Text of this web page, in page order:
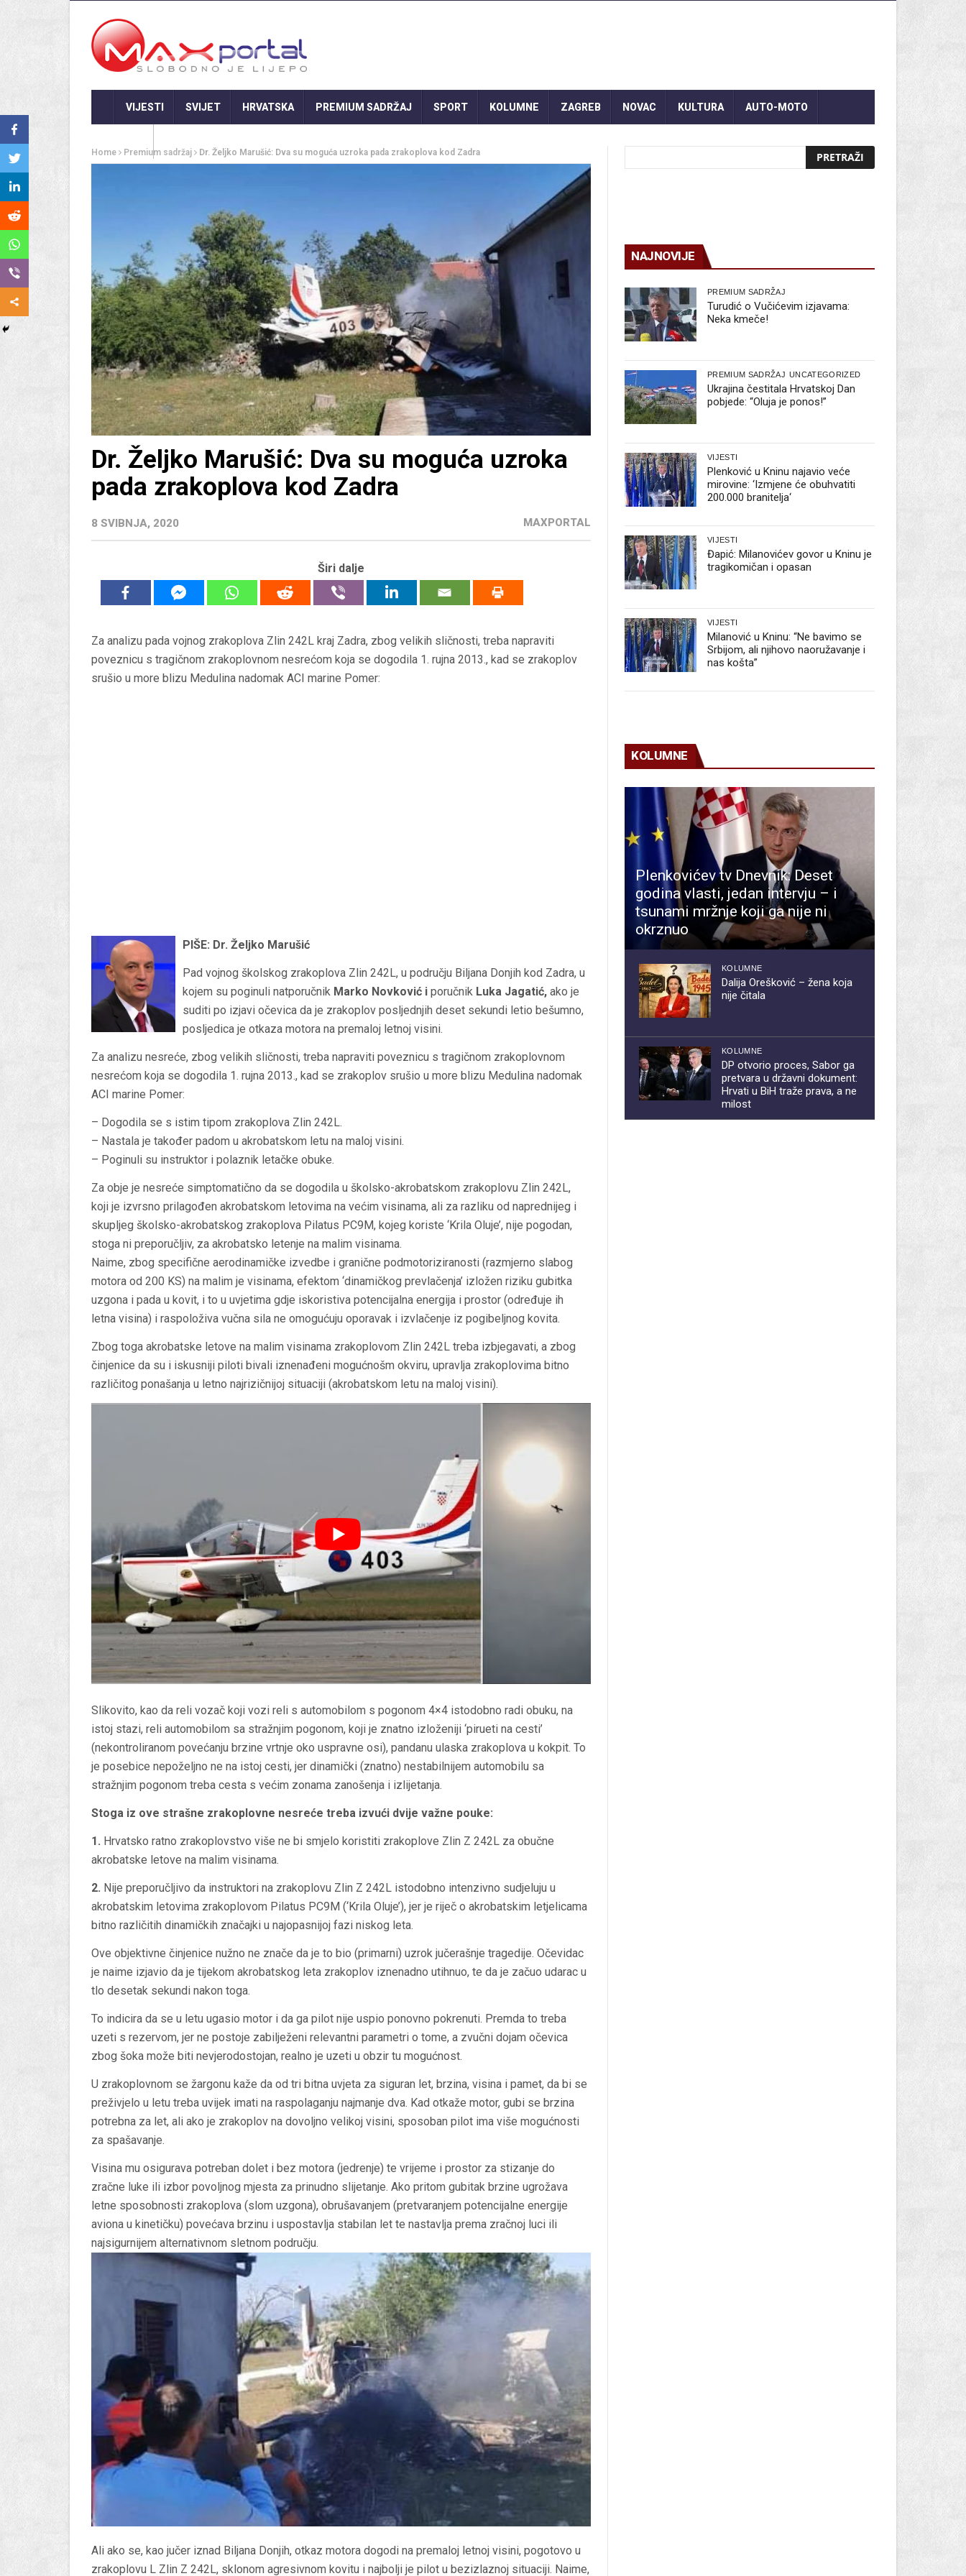
VIJESTI SVIJET HRVATSKA PREMIUM SADRŽAJ SPORT KOLUMNE ZAGREB NOVAC KULTURA AUTO-MOTO
Home Premium sadržaj Dr. Željko Marušić: Dva su moguća uzroka pada zrakoplova kod Zadra
Dr. Željko Marušić: Dva su moguća uzroka
pada zrakoplova kod Zadra
8 SVIBNJA, 2020 MAXPORTAL
Širi dalje
Za analizu pada vojnog zrakoplova Zlin 242L kraj Zadra, zbog velikih sličnosti, treba napraviti
poveznicu s tragičnom zrakoplovnom nesrećom koja se dogodila 1. rujna 2013., kad se zrakoplov
srušio u more blizu Medulina nadomak ACI marine Pomer:
PIŠE: Dr. Željko Marušić
Pad vojnog školskog zrakoplova Zlin 242L, u području Biljana Donjih kod Zadra, u
kojem su poginuli natporučnik Marko Novković i poručnik Luka Jagatić, ako je
suditi po izjavi očevica da je zrakoplov posljednjih deset sekundi letio bešumno,
posljedica je otkaza motora na premaloj letnoj visini.
Za analizu nesreće, zbog velikih sličnosti, treba napraviti poveznicu s tragičnom zrakoplovnom
nesrećom koja se dogodila 1. rujna 2013., kad se zrakoplov srušio u more blizu Medulina nadomak
ACI marine Pomer:
– Dogodila se s istim tipom zrakoplova Zlin 242L.
– Nastala je također padom u akrobatskom letu na maloj visini.
– Poginuli su instruktor i polaznik letačke obuke.
Za obje je nesreće simptomatično da se dogodila u školsko-akrobatskom zrakoplovu Zlin 242L,
koji je izvrsno prilagođen akrobatskom letovima na većim visinama, ali za razliku od naprednijeg i
skupljeg školsko-akrobatskog zrakoplova Pilatus PC9M, kojeg koriste ‘Krila Oluje’, nije pogodan,
stoga ni preporučljiv, za akrobatsko letenje na malim visinama.
Naime, zbog specifične aerodinamičke izvedbe i granične podmotoriziranosti (razmjerno slabog
motora od 200 KS) na malim je visinama, efektom ‘dinamičkog prevlačenja’ izložen riziku gubitka
uzgona i pada u kovit, i to u uvjetima gdje iskoristiva potencijalna energija i prostor (određuje ih
letna visina) i raspoloživa vučna sila ne omogućuju oporavak i izvlačenje iz pogibeljnog kovita.
Zbog toga akrobatske letove na malim visinama zrakoplovom Zlin 242L treba izbjegavati, a zbog
činjenice da su i iskusniji piloti bivali iznenađeni mogućnošm okviru, upravlja zrakoplovima bitno
različitog ponašanja u letno najrizičnijoj situaciji (akrobatskom letu na maloj visini).
Slikovito, kao da reli vozač koji vozi reli s automobilom s pogonom 4×4 istodobno radi obuku, na
istoj stazi, reli automobilom sa stražnjim pogonom, koji je znatno izloženiji ‘pirueti na cesti’
(nekontroliranom povećanju brzine vrtnje oko uspravne osi), pandanu ulaska zrakoplova u kokpit. To
je posebice nepoželjno ne na istoj cesti, jer dinamički (znatno) nestabilnijem automobilu sa
stražnjim pogonom treba cesta s većim zonama zanošenja i izlijetanja.
Stoga iz ove strašne zrakoplovne nesreće treba izvući dvije važne pouke:
1. Hrvatsko ratno zrakoplovstvo više ne bi smjelo koristiti zrakoplove Zlin Z 242L za obučne
akrobatske letove na malim visinama.
2. Nije preporučljivo da instruktori na zrakoplovu Zlin Z 242L istodobno intenzivno sudjeluju u
akrobatskim letovima zrakoplovom Pilatus PC9M (‘Krila Oluje’), jer je riječ o akrobatskim letjelicama
bitno različitih dinamičkih značajki u najopasnijoj fazi niskog leta.
Ove objektivne činjenice nužno ne znače da je to bio (primarni) uzrok jučerašnje tragedije. Očevidac
je naime izjavio da je tijekom akrobatskog leta zrakoplov iznenadno utihnuo, te da je začuo udarac u
tlo desetak sekundi nakon toga.
To indicira da se u letu ugasio motor i da ga pilot nije uspio ponovno pokrenuti. Premda to treba
uzeti s rezervom, jer ne postoje zabilježeni relevantni parametri o tome, a zvučni dojam očevica
zbog šoka može biti nevjerodostojan, realno je uzeti u obzir tu mogućnost.
U zrakoplovnom se žargonu kaže da od tri bitna uvjeta za siguran let, brzina, visina i pamet, da bi se
preživjelo u letu treba uvijek imati na raspolaganju najmanje dva. Kad otkaže motor, gubi se brzina
potrebna za let, ali ako je zrakoplov na dovoljno velikoj visini, sposoban pilot ima više mogućnosti
za spašavanje.
Visina mu osigurava potreban dolet i bez motora (jedrenje) te vrijeme i prostor za stizanje do
zračne luke ili izbor povoljnog mjesta za prinudno slijetanje. Ako pritom gubitak brzine ugrožava
letne sposobnosti zrakoplova (slom uzgona), obrušavanjem (pretvaranjem potencijalne energije
aviona u kinetičku) povećava brzinu i uspostavlja stabilan let te nastavlja prema zračnoj luci ili
najsigurnijem alternativnom sletnom području.
Ali ako se, kao jučer iznad Biljana Donjih, otkaz motora dogodi na premaloj letnoj visini, pogotovo u
zrakoplovu L Zlin Z 242L, sklonom agresivnom kovitu i najbolji je pilot u bezizlaznoj situaciji. Naime,
NAJNOVIJE
PREMIUM SADRŽAJ
Turudić o Vučićevim izjavama:
Neka kmeče!
PREMIUM SADRŽAJ UNCATEGORIZED
Ukrajina čestitala Hrvatskoj Dan
pobjede: “Oluja je ponos!”
VIJESTI
Plenković u Kninu najavio veće
mirovine: ‘Izmjene će obuhvatiti
200.000 branitelja‘
VIJESTI
Đapić: Milanovićev govor u Kninu je
tragikomičan i opasan
VIJESTI
Milanović u Kninu: “Ne bavimo se
Srbijom, ali njihovo naoružavanje i
nas košta”
KOLUMNE
Plenkovićev tv Dnevnik: Deset
godina vlasti, jedan intervju – i
tsunami mržnje koji ga nije ni
okrznuo
KOLUMNE
Dalija Orešković – žena koja
nije čitala
KOLUMNE
DP otvorio proces, Sabor ga
pretvara u državni dokument:
Hrvati u BiH traže prava, a ne
milost